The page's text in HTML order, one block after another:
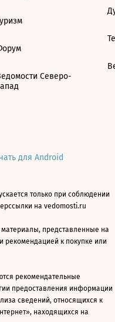
Северо-
для Android
только при соблюдении
на vedomosti.ru
материалы, представленные на
рекомендацией к покупке или
рекомендательные
предоставления информации
сведений, относящихся к
находящихся на